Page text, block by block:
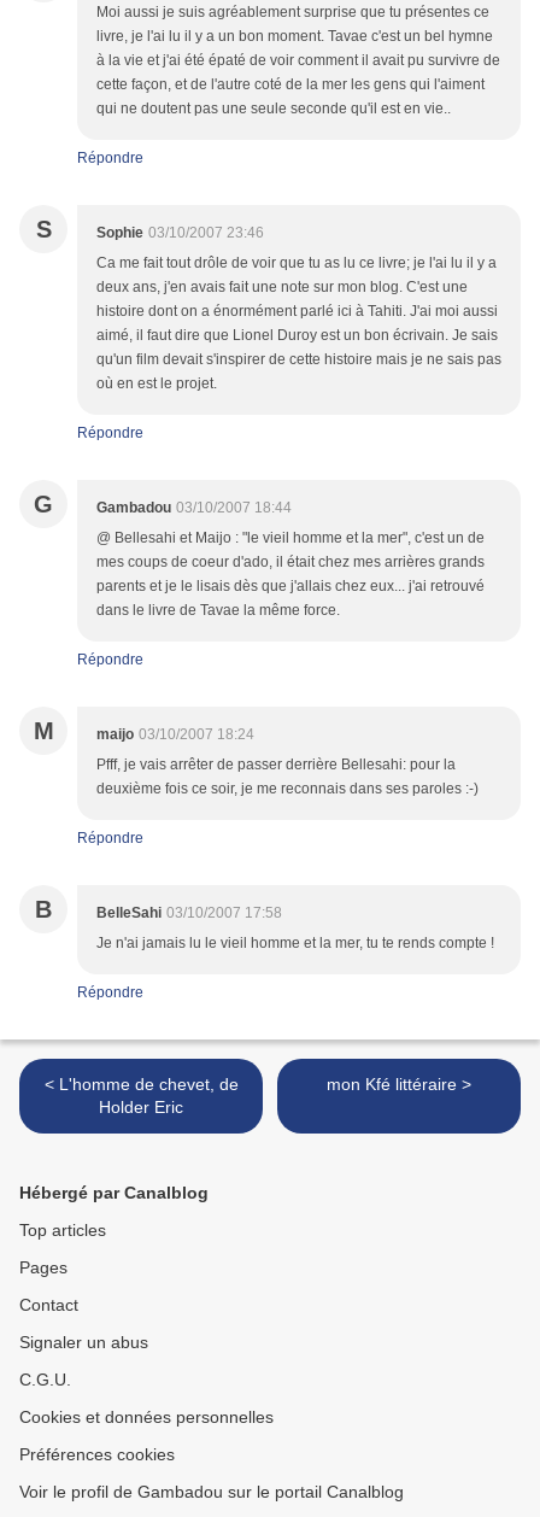
Moi aussi je suis agréablement surprise que tu présentes ce
livre, je l'ai lu il y a un bon moment. Tavae c'est un bel hymne
à la vie et j'ai été épaté de voir comment il avait pu survivre de
cette façon, et de l'autre coté de la mer les gens qui l'aiment
qui ne doutent pas une seule seconde qu'il est en vie..
Répondre
S Sophie 03/10/2007 23:46
Ca me fait tout drôle de voir que tu as lu ce livre; je l'ai lu il y a
deux ans, j'en avais fait une note sur mon blog. C'est une
histoire dont on a énormément parlé ici à Tahiti. J'ai moi aussi
aimé, il faut dire que Lionel Duroy est un bon écrivain. Je sais
qu'un film devait s'inspirer de cette histoire mais je ne sais pas
où en est le projet.
Répondre
G Gambadou 03/10/2007 18:44
@ Bellesahi et Maijo : "le vieil homme et la mer", c'est un de
mes coups de coeur d'ado, il était chez mes arrières grands
parents et je le lisais dès que j'allais chez eux... j'ai retrouvé
dans le livre de Tavae la même force.
Répondre
M maijo 03/10/2007 18:24
Pfff, je vais arrêter de passer derrière Bellesahi: pour la
deuxième fois ce soir, je me reconnais dans ses paroles :-)
Répondre
B BelleSahi 03/10/2007 17:58
Je n'ai jamais lu le vieil homme et la mer, tu te rends compte !
Répondre
< L'homme de chevet, de
Holder Eric
mon Kfé littéraire >
Hébergé par Canalblog
Top articles
Pages
Contact
Signaler un abus
C.G.U.
Cookies et données personnelles
Préférences cookies
Voir le profil de Gambadou sur le portail Canalblog